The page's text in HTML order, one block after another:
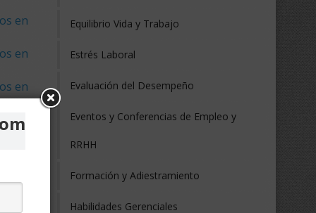
en
en
en
Equilibrio Vida y Trabajo
Estrés Laboral
Evaluación del Desempeño
Eventos y Conferencias de Empleo y
RRHH
Formación y Adiestramiento
Habilidades Gerenciales